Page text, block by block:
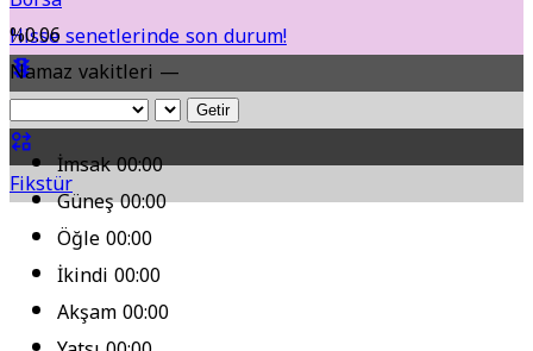
Hisse senetlerinde son durum!
Yol Durumu
Fikstür
%0.06
Namaz vakitleri —
Getir
İmsak00:00
Güneş00:00
Öğle00:00
İkindi00:00
Akşam00:00